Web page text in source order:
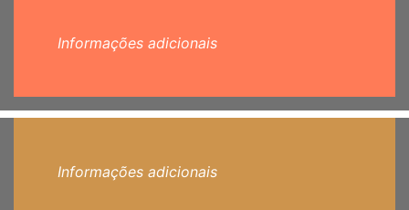
Informações adicionais
Informações adicionais